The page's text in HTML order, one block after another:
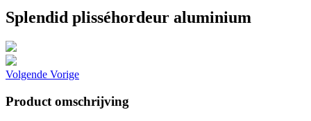
Splendid plisséhordeur aluminium
Volgende Vorige
Product omschrijving